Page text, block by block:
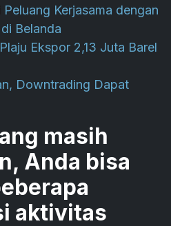
Kerjasama dengan
Belanda
Ekspor 2,13 Juta Barel
Downtrading Dapat
masih
Anda bisa
aktivitas